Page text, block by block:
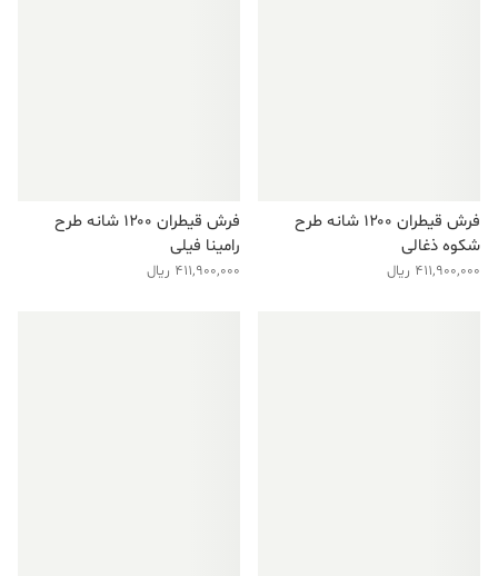
فرش قیطران ۱۲۰۰ شانه طرح
شکوه ذغالی
411,900,000 ریال
فرش قیطران ۱۲۰۰ شانه طرح
رامینا فیلی
411,900,000 ریال